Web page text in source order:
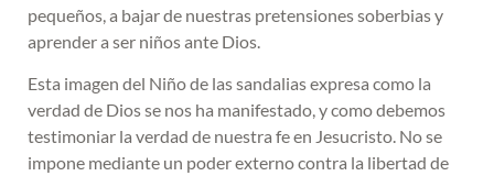
pequeños, a bajar de nuestras pretensiones soberbias y
aprender a ser niños ante Dios.
Esta imagen del Niño de las sandalias expresa como la
verdad de Dios se nos ha manifestado, y como debemos
testimoniar la verdad de nuestra fe en Jesucristo. No se
impone mediante un poder externo contra la libertad de